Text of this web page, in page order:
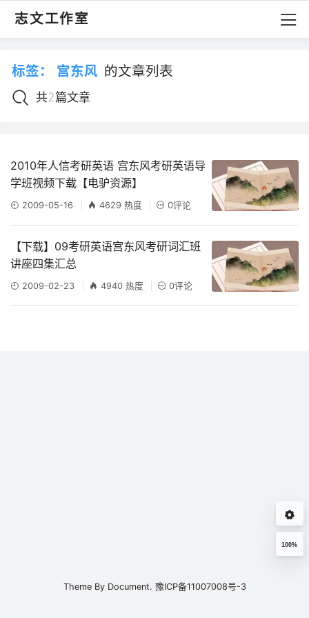
志文工作室
标签： 宫东风 的文章列表
共2篇文章
2010年人信考研英语 宫东风考研英语导
学班视频下载【电驴资源】
2009-05-16 4629 热度 0评论
【下载】09考研英语宫东风考研词汇班
讲座四集汇总
2009-02-23 4940 热度 0评论
100%
Theme By Document. 豫ICP备11007008号-3